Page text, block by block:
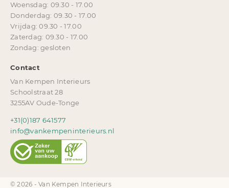
Woensdag: 09.30 - 17.00
Donderdag: 09.30 - 17.00
Vrijdag: 09.30 - 17.00
Zaterdag: 09.30 - 17.00
Zondag: gesloten
Contact
Van Kempen Interieurs
Schoolstraat 28
3255AV Oude-Tonge
+31(0)187 641577
info@vankempeninterieurs.nl
© 2026 - Van Kempen Interieurs